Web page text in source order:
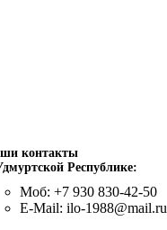
контакты
Республике:
Моб: +7 930 830-42-50
E-Mail: ilo-1988@mail.ru